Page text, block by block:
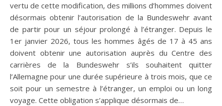
vertu de cette modification, des millions d’hommes doivent
désormais obtenir l’autorisation de la Bundeswehr avant
de partir pour un séjour prolongé à l’étranger. Depuis le
1er janvier 2026, tous les hommes âgés de 17 à 45 ans
doivent obtenir une autorisation auprès du Centre des
carrières de la Bundeswehr s’ils souhaitent quitter
l’Allemagne pour une durée supérieure à trois mois, que ce
soit pour un semestre à l’étranger, un emploi ou un long
voyage. Cette obligation s’applique désormais de…